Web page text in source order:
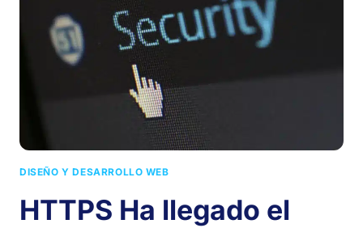
DISEÑO Y DESARROLLO WEB
HTTPS Ha llegado el